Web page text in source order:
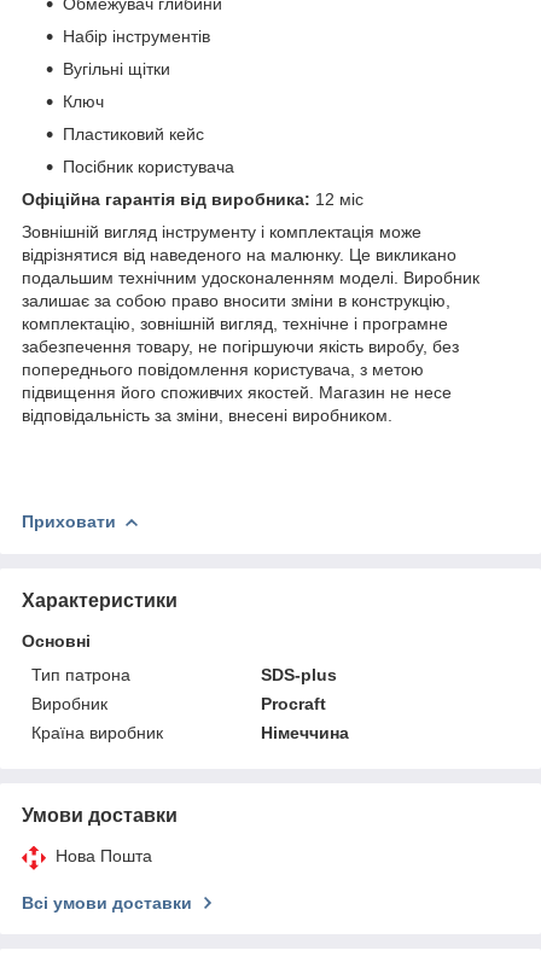
Набір інструментів
Вугільні щітки
Ключ
Пластиковий кейс
Посібник користувача
Офіційна гарантія від виробника: 12 міс
Зовнішній вигляд інструменту і комплектація може
відрізнятися від наведеного на малюнку. Це викликано
подальшим технічним удосконаленням моделі. Виробник
залишає за собою право вносити зміни в конструкцію,
комплектацію, зовнішній вигляд, технічне і програмне
забезпечення товару, не погіршуючи якість виробу, без
попереднього повідомлення користувача, з метою
підвищення його споживчих якостей. Магазин не несе
відповідальність за зміни, внесені виробником.
Приховати
Характеристики
Основні
Тип патрона
SDS-plus
Виробник
Procraft
Країна виробник
Німеччина
Умови доставки
Нова Пошта
Всі умови доставки